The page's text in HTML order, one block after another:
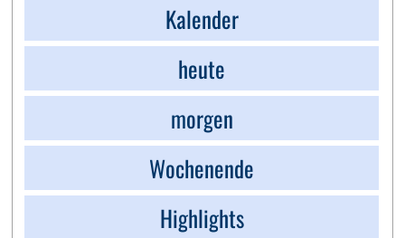
Kalender
heute
morgen
Wochenende
Highlights